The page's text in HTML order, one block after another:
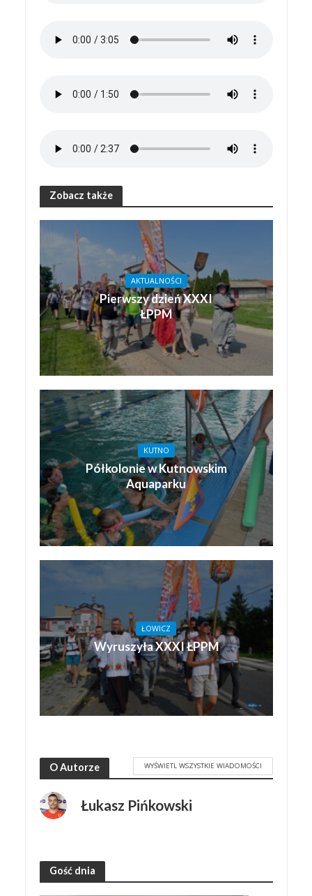
Zobacz także
AKTUALNOŚCI
Pierwszy dzień XXXI
ŁPPM
KUTNO
Półkolonie w Kutnowskim
Aquaparku
ŁOWICZ
Wyruszyła XXXI ŁPPM
O Autorze WYŚWIETL WSZYSTKIE WIADOMOŚCI
Łukasz Pińkowski
Gość dnia